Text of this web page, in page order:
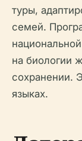
туры,
семей.
на биологии
сохранении.
языках.